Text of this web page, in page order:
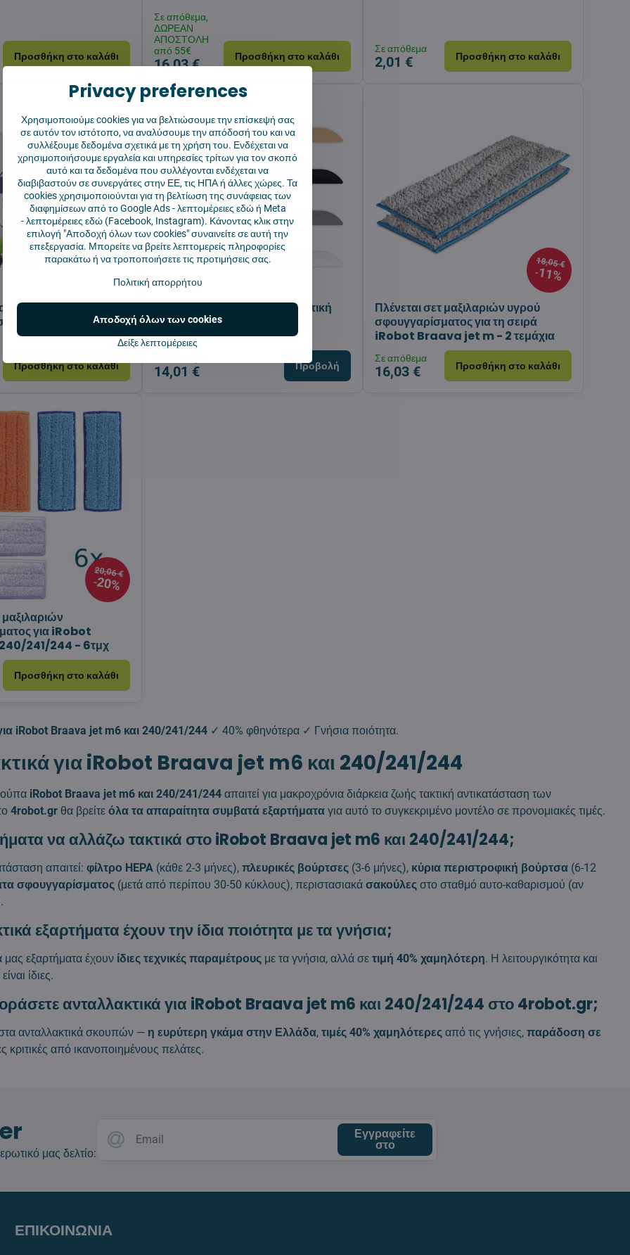
Προσθήκη στο καλάθι
Σε απόθεμα,
ΔΩΡΕΑΝ
ΑΠΟΣΤΟΛΗ
από 55€
16,03 € Προσθήκη στο καλάθι
Σε απόθεμα
2,01 € Προσθήκη στο καλάθι
για ρομποτικές
20 ml –
Προσθήκη στο καλάθι
Μπάρα μετάβασης για ρομποτική
ηλεκτρική σκούπα
14,01 € Προβολή
18,05 €
11%
Πλένεται σετ μαξιλαριών υγρού
σφουγγαρίσματος για τη σειρά
iRobot Braava jet m - 2 τεμάχια
Σε απόθεμα
16,03 € Προσθήκη στο καλάθι
20,06 €
20%
μαξιλαριών
για iRobot
241/244 - 6τμχ
Προσθήκη στο καλάθι
iRobot Braava jet m6 και 240/241/244 ✓ 40% φθηνότερα ✓ Γνήσια ποιότητα.
για iRobot Braava jet m6 και 240/241/244
iRobot Braava jet m6 και 240/241/244 απαιτεί για μακροχρόνια διάρκεια ζωής τακτική αντικατάσταση των
4robot.gr θα βρείτεόλα τα απαραίτητα συμβατά εξαρτήματα για αυτό το συγκεκριμένο μοντέλο σε προνομιακές τιμές.
να αλλάζω τακτικά στο iRobot Braava jet m6 και 240/241/244;
απαιτεί:φίλτρο HEPA (κάθε 2-3 μήνες),πλευρικές βούρτσες (3-6 μήνες), κύρια περιστροφική βούρτσα (6-12
σφουγγαρίσματος (μετά από περίπου 30-50 κύκλους), περιστασιακάσακούλες στο σταθμό αυτο-καθαρισμού (αν
εξαρτήματα έχουν την ίδια ποιότητα με τα γνήσια;
εξαρτήματα έχουν ίδιες τεχνικές παραμέτρους με τα γνήσια, αλλά σετιμή 40% χαμηλότερη. Η λειτουργικότητα και
ίδιες.
ανταλλακτικά για iRobot Braava jet m6 και 240/241/244 στο 4robot.gr;
στα ανταλλακτικά σκουπών — η ευρύτερη γκάμα στην Ελλάδα,τιμές 40% χαμηλότερες από τις γνήσιες,παράδοση σε
κριτικές από ικανοποιημένους πελάτες.
μας δελτίο:
Εγγραφείτε
στο
ΕΠΙΚΟΙΝΩΝΙΑ
Privacy preferences
Χρησιμοποιούμε cookies για να βελτιώσουμε την επίσκεψή σας
σε αυτόν τον ιστότοπο, να αναλύσουμε την απόδοσή του και να
συλλέξουμε δεδομένα σχετικά με τη χρήση του. Ενδέχεται να
χρησιμοποιήσουμε εργαλεία και υπηρεσίες τρίτων για τον σκοπό
αυτό και τα δεδομένα που συλλέγονται ενδέχεται να
διαβιβαστούν σε συνεργάτες στην ΕΕ, τις ΗΠΑ ή άλλες χώρες. Τα
cookies χρησιμοποιούνται για τη βελτίωση της συνάφειας των
διαφημίσεων από το Google Ads -λεπτομέρειες εδώή Meta
-λεπτομέρειες εδώ (Facebook, Instagram). Κάνοντας κλικ στην
επιλογή "Αποδοχή όλων των cookies" συναινείτε σε αυτή την
επεξεργασία. Μπορείτε να βρείτε λεπτομερείς πληροφορίες
παρακάτω ή να τροποποιήσετε τις προτιμήσεις σας.
Πολιτική απορρήτου
Δείξε λεπτομέρειες
Αποδοχή όλων των cookies